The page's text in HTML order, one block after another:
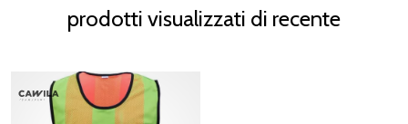
prodotti visualizzati di recente